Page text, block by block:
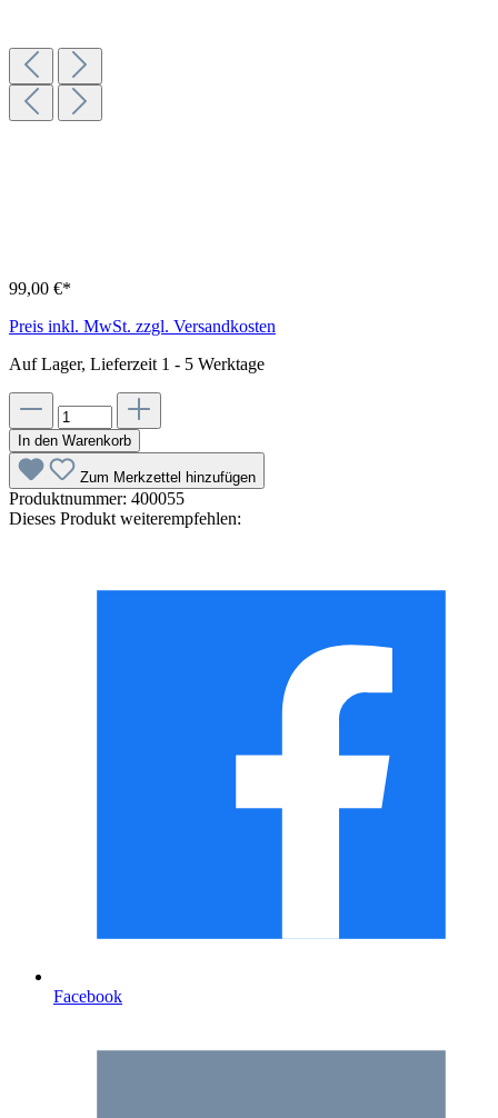
99,00 €*
Preis inkl. MwSt. zzgl. Versandkosten
Auf Lager, Lieferzeit 1 - 5 Werktage
In den Warenkorb
Zum Merkzettel hinzufügen
Produktnummer: 400055
Dieses Produkt weiterempfehlen:
Facebook